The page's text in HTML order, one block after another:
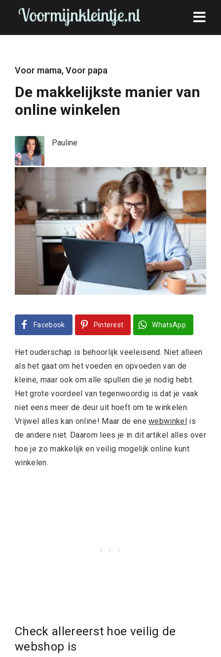
Voor mama,Voor papa
De makkelijkste manier van
online winkelen
Pauline
Facebook Pinterest WhatsApp
Het ouderschap is behoorlijk veeleisend. Niet alleen
als het gaat om het voeden en opvoeden van de
kleine, maar ook om alle spullen die je nodig hebt.
Het grote voordeel van tegenwoordig is dat je vaak
niet eens meer de deur uit hoeft om te winkelen.
Vrijwel alles kan online! Maar de enewebwinkel is
de andere niet. Daarom lees je in dit artikel alles over
hoe je zo makkelijk en veilig mogelijk online kunt
winkelen.
Check allereerst hoe veilig de
webshop is